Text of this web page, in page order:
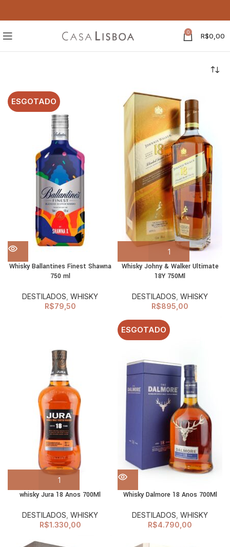
0 R$0,00
ESGOTADO
Whisky Ballantines Finest Shawna
750 ml
DESTILADOS WHISKY
R$79,50
Whisky Johny & Walker Ultimate
18Y 750Ml
DESTILADOS WHISKY
R$895,00
whisky Jura 18 Anos 700Ml
DESTILADOS WHISKY
R$1.330,00
ESGOTADO
Whisky Dalmore 18 Anos 700Ml
DESTILADOS WHISKY
R$4.790,00